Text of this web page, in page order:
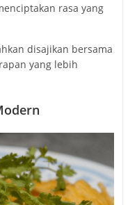
rasa yang
disajikan bersama
yang lebih